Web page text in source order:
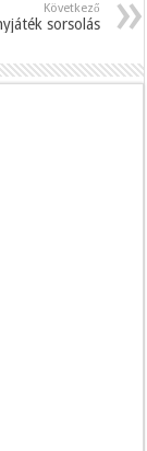
Következő
sorsolás